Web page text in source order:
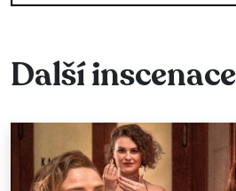
Další inscenace